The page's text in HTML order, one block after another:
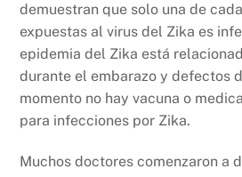
demuestran que solo una de
expuestas al virus del Zika es
epidemia del Zika está
durante el embarazo y defectos
momento no hay vacuna o
para infecciones por Zika.
Muchos doctores comenzaron a